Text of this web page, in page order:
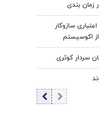
زمان بندی
سازوکار
اکوسیستم
سردار کوثری